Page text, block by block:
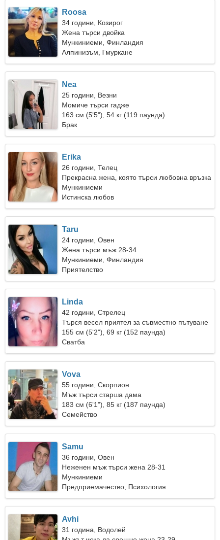
Roosa
34 години, Козирог
Жена търси двойка
Мункиниеми, Финландия
Алпинизъм, Гмуркане
Nea
25 години, Везни
Момиче търси гадже
163 см (5'5"), 54 кг (119 паунда)
Брак
Erika
26 години, Телец
Прекрасна жена, която търси любовна връзка
Мункиниеми
Истинска любов
Taru
24 години, Овен
Жена търси мъж 28-34
Мункиниеми, Финландия
Приятелство
Linda
42 години, Стрелец
Търся весел приятел за съвместно пътуване
155 см (5'2"), 69 кг (152 паунда)
Сватба
Vova
55 години, Скорпион
Мъж търси старша дама
183 см (6'1"), 85 кг (187 паунда)
Семейство
Samu
36 години, Овен
Неженен мъж търси жена 28-31
Мункиниеми
Предприемачество, Психология
Avhi
31 година, Водолей